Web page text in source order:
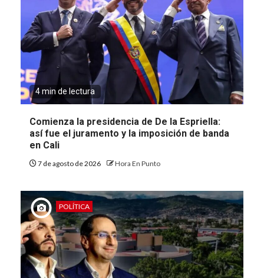
4 min de lectura
Comienza la presidencia de De la Espriella:
así fue el juramento y la imposición de banda
en Cali
7 de agosto de 2026 Hora En Punto
POLÍTICA